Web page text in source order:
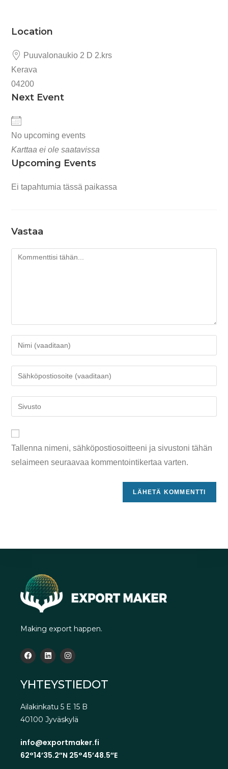
Location
Puuvalonaukio 2 D 2.krs
Kerava
04200
Next Event
No upcoming events
Karttaa ei ole saatavissa
Upcoming Events
Ei tapahtumia tässä paikassa
Vastaa
Tallenna nimeni, sähköpostiosoitteeni ja sivustoni tähän
selaimeen seuraavaa kommentointikertaa varten.
Making export happen.
YHTEYSTIEDOT
Ailakinkatu 5 E 15 B
40100 Jyväskylä
info@exportmaker.fi
62°14’35.2″N 25°45’48.5″E